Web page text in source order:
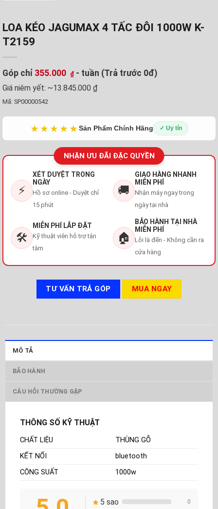
LOA KÉO JAGUMAX 4 TẤC ĐÔI 1000W K-
T2159
Góp chỉ 355.000 ₫ - tuần (Trả trước 0đ)
Giá niêm yết: ~13.845.000 ₫
Mã: SP00000542
★★★★★Sản Phẩm Chính Hãng ✓ Uy tín
NHẬN ƯU ĐÃI ĐẶC QUYỀN
⚡
XÉT DUYỆT TRONG
NGÀY
Hồ sơ online - Duyệt chỉ
15 phút
🚚
GIAO HÀNG NHANH
MIỄN PHÍ
Nhận máy ngay trong
ngày tại nhà
🛠️
MIỄN PHÍ LẮP ĐẶT
Kỹ thuật viên hỗ trợ tận
tâm
🏠
BẢO HÀNH TẠI NHÀ
MIỄN PHÍ
Lỗi là đến - Không cần ra
cửa hàng
TƯ VẤN TRẢ GÓP MUA NGAY
MÔ TẢ
BẢO HÀNH
CÂU HỎI THƯỜNG GẶP
THÔNG SỐ KỸ THUẬT
CHẤT LIỆU
THÙNG GỖ
KẾT NỐI
bluetooth
CÔNG SUẤT
1000w
5 sao 0